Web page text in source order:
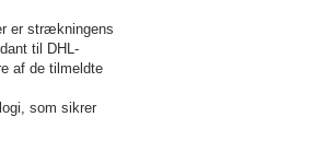
er strækningens
til DHL-
af de tilmeldte
som sikrer